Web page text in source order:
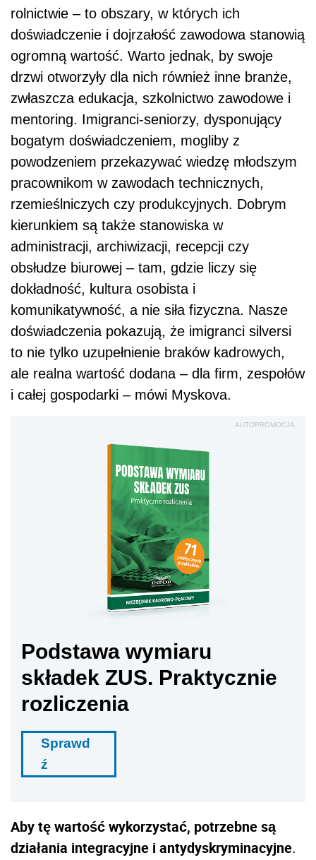
rolnictwie – to obszary, w których ich
doświadczenie i dojrzałość zawodowa stanowią
ogromną wartość. Warto jednak, by swoje
drzwi otworzyły dla nich również inne branże,
zwłaszcza edukacja, szkolnictwo zawodowe i
mentoring. Imigranci-seniorzy, dysponujący
bogatym doświadczeniem, mogliby z
powodzeniem przekazywać wiedzę młodszym
pracownikom w zawodach technicznych,
rzemieślniczych czy produkcyjnych. Dobrym
kierunkiem są także stanowiska w
administracji, archiwizacji, recepcji czy
obsłudze biurowej – tam, gdzie liczy się
dokładność, kultura osobista i
komunikatywność, a nie siła fizyczna. Nasze
doświadczenia pokazują, że imigranci silversi
to nie tylko uzupełnienie braków kadrowych,
ale realna wartość dodana – dla firm, zespołów
i całej gospodarki – mówi Myskova.
AUTOPROMOCJA
Podstawa wymiaru
składek ZUS. Praktycznie
rozliczenia
Sprawd
ź
Aby tę wartość wykorzystać, potrzebne są
działania integracyjne i antydyskryminacyjne.